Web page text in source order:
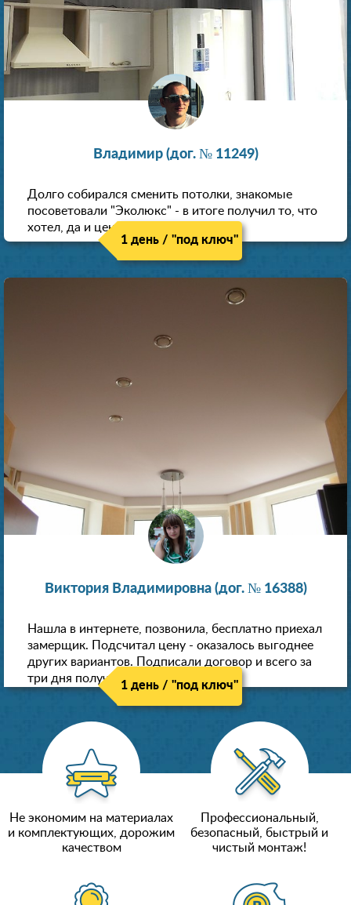
Владимир (дог. № 11249)
Долго собирался сменить потолки, знакомые
посоветовали "Эколюкс" - в итоге получил то, что
хотел, да и цена нормальная.
1 день / "под ключ"
Виктория Владимировна (дог. № 16388)
Нашла в интернете, позвонила, бесплатно приехал
замерщик. Подсчитал цену - оказалось выгоднее
других вариантов. Подписали договор и всего за
три дня получили новые потолки!
1 день / "под ключ"
Не экономим на материалах
и комплектующих, дорожим
качеством
Профессиональный,
безопасный, быстрый и
чистый монтаж!